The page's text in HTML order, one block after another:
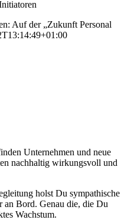
Auf der „Zukunft Personal
Unternehmen und neue
nachhaltig wirkungsvoll und
holst Du sympathische
an Bord. Genau die, die Du
Wachstum.